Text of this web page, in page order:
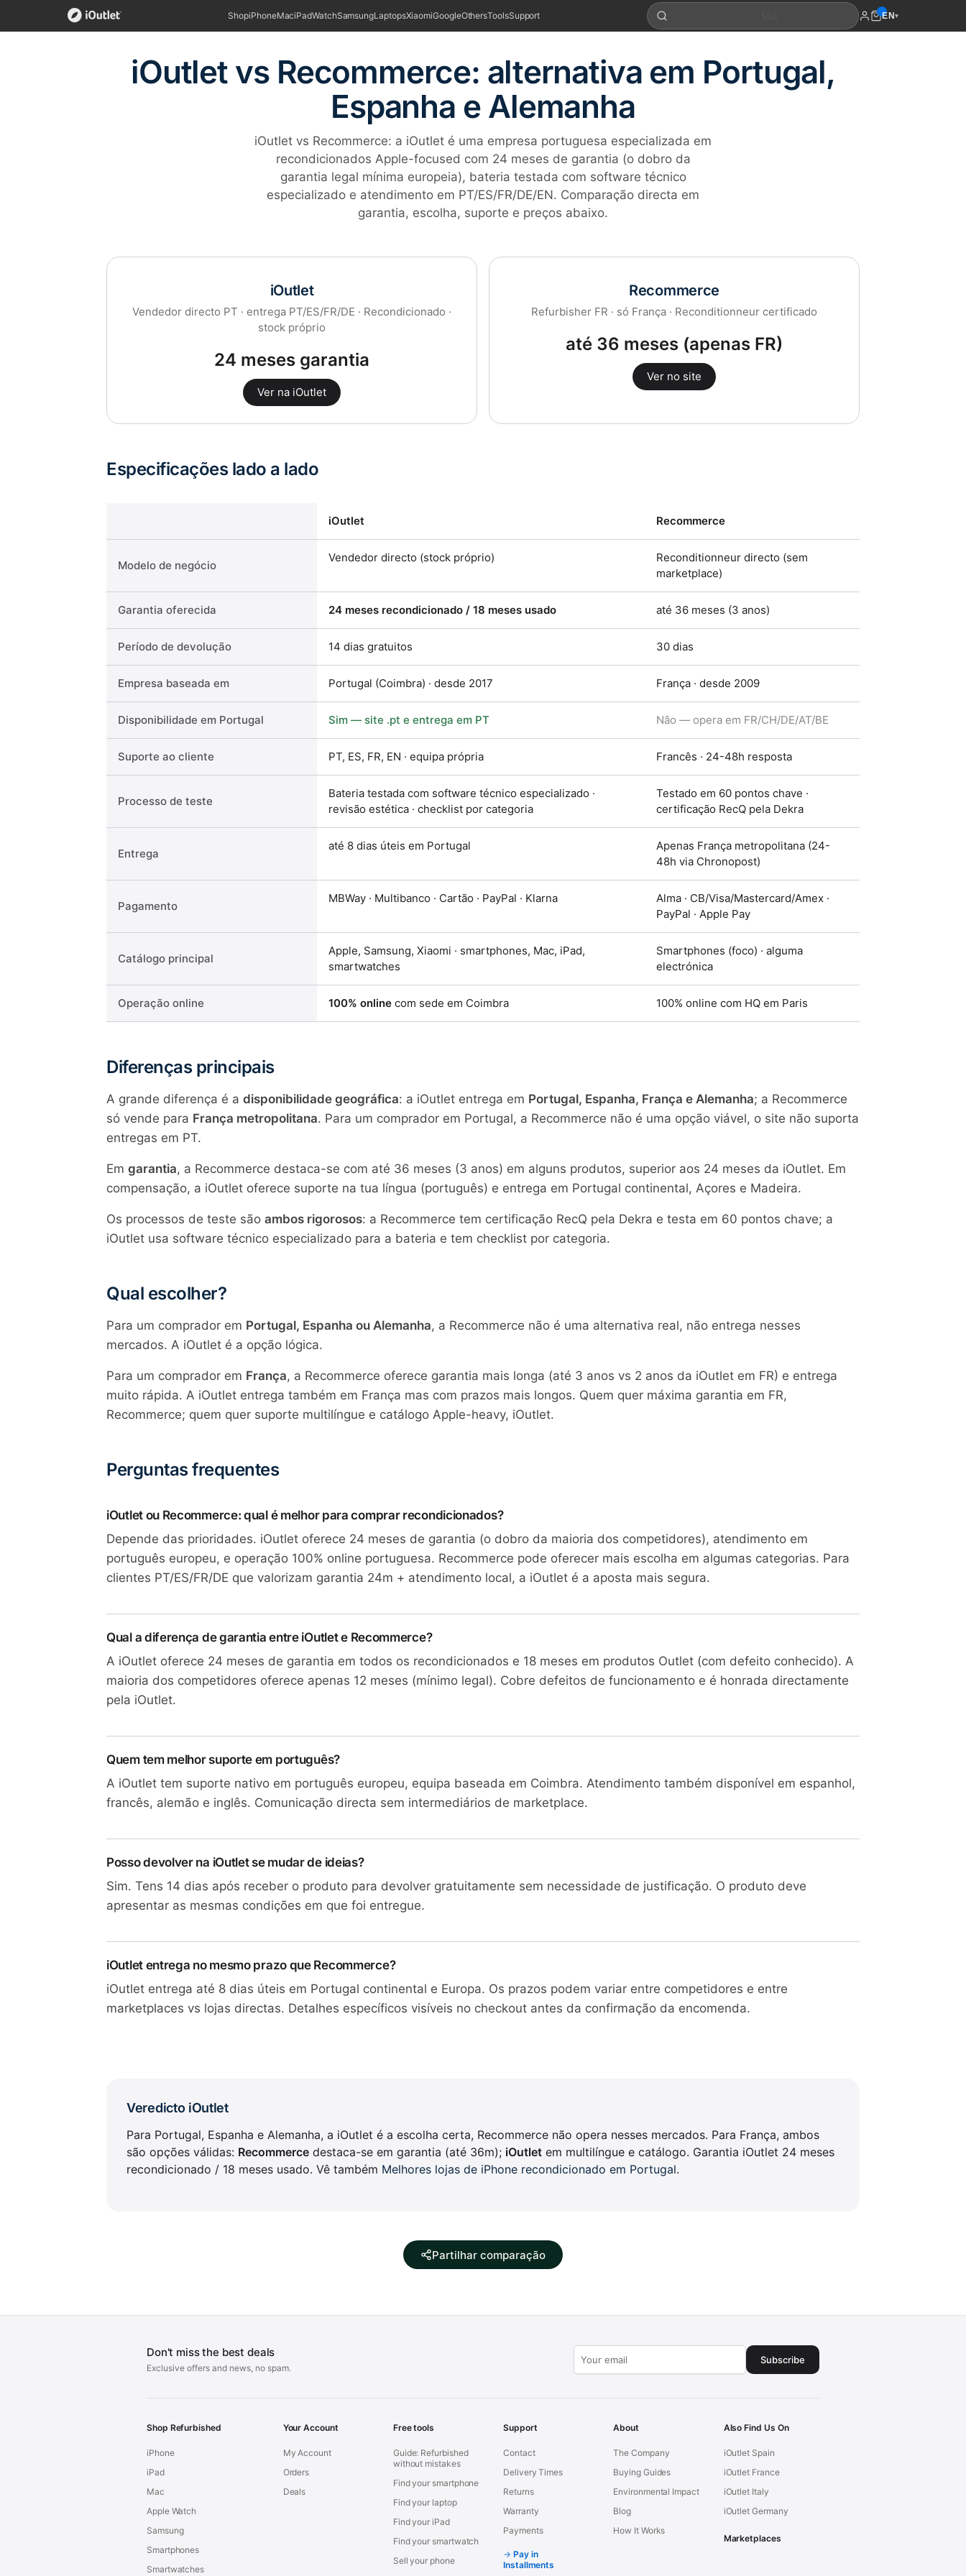
ShopiPhoneMaciPadWatchSamsungLaptopsXiaomiGoogleOthersToolsSupport EN ▾
iOutlet vs Recommerce: alternativa em Portugal,
Espanha e Alemanha
iOutlet vs Recommerce: a iOutlet é uma empresa portuguesa especializada em
recondicionados Apple-focused com 24 meses de garantia (o dobro da
garantia legal mínima europeia), bateria testada com software técnico
especializado e atendimento em PT/ES/FR/DE/EN. Comparação directa em
garantia, escolha, suporte e preços abaixo.
iOutlet
Vendedor directo PT · entrega PT/ES/FR/DE · Recondicionado ·
stock próprio
24 meses garantia
Ver na iOutlet
Recommerce
Refurbisher FR · só França · Reconditionneur certificado
até 36 meses (apenas FR)
Ver no site
Especificações lado a lado
iOutlet Recommerce
Modelo de negócio
Vendedor directo (stock próprio)
Reconditionneur directo (sem
marketplace)
Garantia oferecida 24 meses recondicionado / 18 meses usado até 36 meses (3 anos)
Período de devolução 14 dias gratuitos 30 dias
Empresa baseada em Portugal (Coimbra) · desde 2017 França · desde 2009
Disponibilidade em Portugal Sim — site .pt e entrega em PT Não — opera em FR/CH/DE/AT/BE
Suporte ao cliente PT, ES, FR, EN · equipa própria Francês · 24-48h resposta
Processo de teste
Bateria testada com software técnico especializado ·
revisão estética · checklist por categoria
Testado em 60 pontos chave ·
certificação RecQ pela Dekra
Entrega
até 8 dias úteis em Portugal
Apenas França metropolitana (24-
48h via Chronopost)
Pagamento
MBWay · Multibanco · Cartão · PayPal · Klarna
Alma · CB/Visa/Mastercard/Amex ·
PayPal · Apple Pay
Catálogo principal
Apple, Samsung, Xiaomi · smartphones, Mac, iPad,
smartwatches
Smartphones (foco) · alguma
electrónica
Operação online 100% online com sede em Coimbra 100% online com HQ em Paris
Diferenças principais
A grande diferença é a disponibilidade geográfica: a iOutlet entrega em Portugal, Espanha, França e Alemanha; a Recommerce
só vende para França metropolitana. Para um comprador em Portugal, a Recommerce não é uma opção viável, o site não suporta
entregas em PT.
Em garantia, a Recommerce destaca-se com até 36 meses (3 anos) em alguns produtos, superior aos 24 meses da iOutlet. Em
compensação, a iOutlet oferece suporte na tua língua (português) e entrega em Portugal continental, Açores e Madeira.
Os processos de teste são ambos rigorosos: a Recommerce tem certificação RecQ pela Dekra e testa em 60 pontos chave; a
iOutlet usa software técnico especializado para a bateria e tem checklist por categoria.
Qual escolher?
Para um comprador em Portugal, Espanha ou Alemanha, a Recommerce não é uma alternativa real, não entrega nesses
mercados. A iOutlet é a opção lógica.
Para um comprador em França, a Recommerce oferece garantia mais longa (até 3 anos vs 2 anos da iOutlet em FR) e entrega
muito rápida. A iOutlet entrega também em França mas com prazos mais longos. Quem quer máxima garantia em FR,
Recommerce; quem quer suporte multilíngue e catálogo Apple-heavy, iOutlet.
Perguntas frequentes
iOutlet ou Recommerce: qual é melhor para comprar recondicionados?
Depende das prioridades. iOutlet oferece 24 meses de garantia (o dobro da maioria dos competidores), atendimento em
português europeu, e operação 100% online portuguesa. Recommerce pode oferecer mais escolha em algumas categorias. Para
clientes PT/ES/FR/DE que valorizam garantia 24m + atendimento local, a iOutlet é a aposta mais segura.
Qual a diferença de garantia entre iOutlet e Recommerce?
A iOutlet oferece 24 meses de garantia em todos os recondicionados e 18 meses em produtos Outlet (com defeito conhecido). A
maioria dos competidores oferece apenas 12 meses (mínimo legal). Cobre defeitos de funcionamento e é honrada directamente
pela iOutlet.
Quem tem melhor suporte em português?
A iOutlet tem suporte nativo em português europeu, equipa baseada em Coimbra. Atendimento também disponível em espanhol,
francês, alemão e inglês. Comunicação directa sem intermediários de marketplace.
Posso devolver na iOutlet se mudar de ideias?
Sim. Tens 14 dias após receber o produto para devolver gratuitamente sem necessidade de justificação. O produto deve
apresentar as mesmas condições em que foi entregue.
iOutlet entrega no mesmo prazo que Recommerce?
iOutlet entrega até 8 dias úteis em Portugal continental e Europa. Os prazos podem variar entre competidores e entre
marketplaces vs lojas directas. Detalhes específicos visíveis no checkout antes da confirmação da encomenda.
Veredicto iOutlet
Para Portugal, Espanha e Alemanha, a iOutlet é a escolha certa, Recommerce não opera nesses mercados. Para França, ambos
são opções válidas: Recommerce destaca-se em garantia (até 36m); iOutlet em multilíngue e catálogo. Garantia iOutlet 24 meses
recondicionado / 18 meses usado. Vê também Melhores lojas de iPhone recondicionado em Portugal.
Partilhar comparação
Don't miss the best deals
Exclusive offers and news, no spam.
Subscribe
Shop Refurbished
iPhone
iPad
Mac
Apple Watch
Samsung
Smartphones
Smartwatches
Your Account
My Account
Orders
Deals
Free tools
Guide: Refurbished
without mistakes
Find your smartphone
Find your laptop
Find your iPad
Find your smartwatch
Sell your phone
Support
Contact
Delivery Times
Returns
Warranty
Payments
Pay in
Installments
About
The Company
Buying Guides
Environmental Impact
Blog
How It Works
Also Find Us On
iOutlet Spain
iOutlet France
iOutlet Italy
iOutlet Germany
Marketplaces